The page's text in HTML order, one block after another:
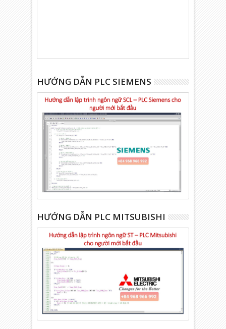
HƯỚNG DẪN PLC SIEMENS
HƯỚNG DẪN PLC MITSUBISHI